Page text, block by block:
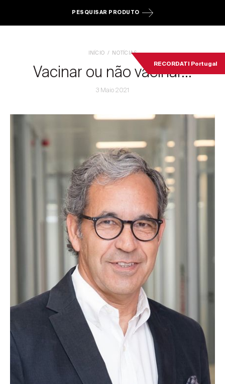
PESQUISAR PRODUTO
RECORDATI Portugal
INÍCIO NOTÍCIAS
Vacinar ou não vacinar...
3 Maio 2021